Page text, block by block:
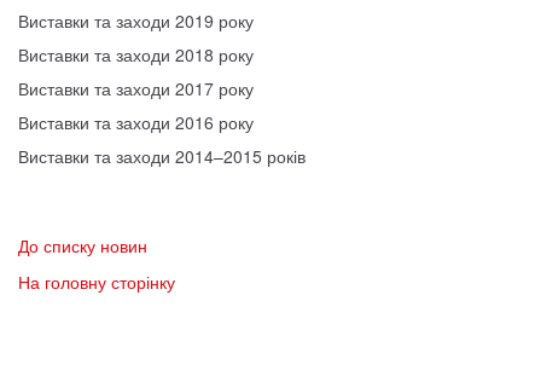
Виставки та заходи 2019 року
Виставки та заходи 2018 року
Виставки та заходи 2017 року
Виставки та заходи 2016 року
Виставки та заходи 2014–2015 років
До списку новин
На головну сторінку